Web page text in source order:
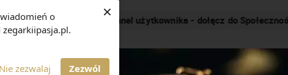
o
zegarkiipasja.pl.
Nie zezwalaj Zezwól
× Nakręcamy pozytywnie... cały czas!
MAGAZYN ZEGARKI I PASJA